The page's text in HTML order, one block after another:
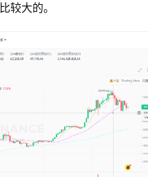
较大的。